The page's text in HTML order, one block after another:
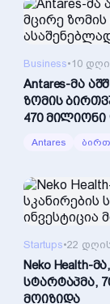
Business•10
Antares-მა
ზომის
470
Antares
Startups•22
Neko Health-
სტარტაპმა,
მოიზიდა